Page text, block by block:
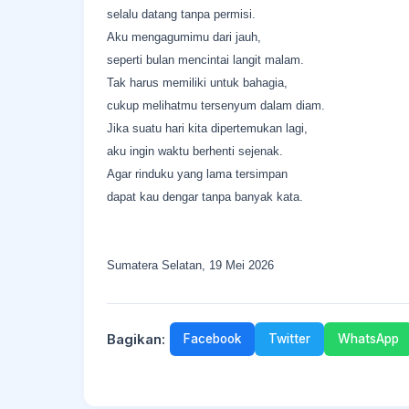
selalu datang tanpa permisi.
Aku mengagumimu dari jauh,
seperti bulan mencintai langit malam.
Tak harus memiliki untuk bahagia,
cukup melihatmu tersenyum dalam diam.
Jika suatu hari kita dipertemukan lagi,
aku ingin waktu berhenti sejenak.
Agar rinduku yang lama tersimpan
dapat kau dengar tanpa banyak kata.
Sumatera Selatan, 19 Mei 2026
Bagikan: Facebook Twitter WhatsApp